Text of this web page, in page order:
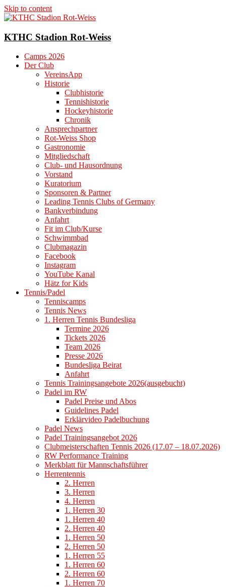
Skip to content
KTHC Stadion Rot-Weiss
Camps 2026
Der Club
VereinsApp
Historie
Clubhistorie
Tennishistorie
Hockeyhistorie
Chronik
Ansprechpartner
Rot-Weiss Shop
Gastronomie
Mitgliedschaft
Club- und Hausordnung
Vorstand
Kuratorium
Sponsoren & Partner
Leading Tennis Clubs of Germany
Bankverbindung
Anfahrt
Fit im Club/Kurse
Schwimmbad
Clubmagazin
Facebook
Instagram
YouTube Kanal
Hätz for Kids
Tennis/Padel
Tenniscamps
Tennis News
1. Herren Tennis Bundesliga
Termine 2026
Tickets 2026
Team 2026
Presse 2026
Bundesliga Beirat
Anfahrt
Tennis Trainingsangebote 2026(ausgebucht)
Padel im RW
Padel Preise und Abos
Guidelines Padel
Erklärvideo Padelbuchung
Padel News
Padel Trainingsangebot 2026
Clubmeisterschaften Tennis 2026 (17.07 – 18.07.2026)
RW Performance Training
Merkblatt für Mannschaftsführer
Herrentennis
2. Herren
3. Herren
4. Herren
1. Herren 30
1. Herren 40
2. Herren 40
1. Herren 50
2. Herren 50
1. Herren 55
1. Herren 60
2. Herren 60
1. Herren 70